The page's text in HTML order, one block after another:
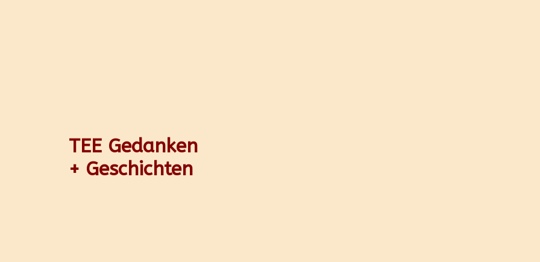
TEE Gedanken
+ Geschichten